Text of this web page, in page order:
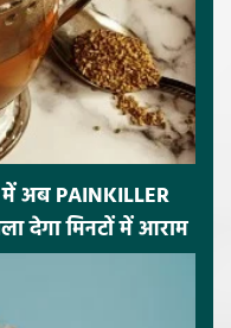
में अब PAINKILLER
देगा मिनटों में आराम